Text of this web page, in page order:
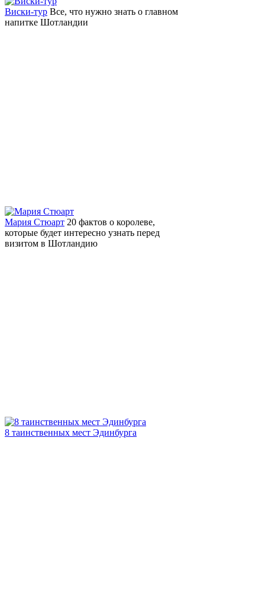
Виски-тур Все, что нужно знать о главном
напитке Шотландии
Мария Стюарт 20 фактов о королеве,
которые будет интересно узнать перед
визитом в Шотландию
8 таинственных мест Эдинбурга